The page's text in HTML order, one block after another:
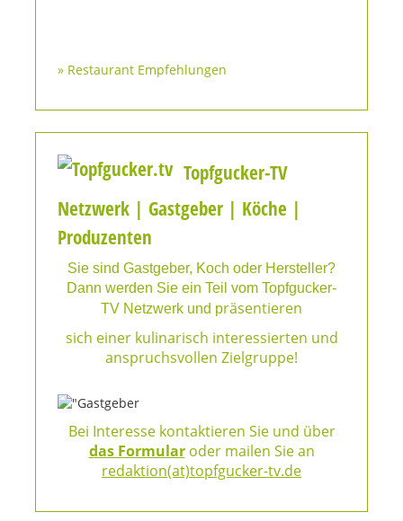
» Restaurant Empfehlungen
Topfgucker-TV
Netzwerk | Gastgeber | Köche |
Produzenten
Sie sind Gastgeber, Koch oder Hersteller?
Dann werden Sie ein Teil vom Topfgucker-
TV Netzwerk und präsentieren
sich einer kulinarisch interessierten und
anspruchsvollen Zielgruppe!
Bei Interesse kontaktieren Sie und über
das Formularoder mailen Sie an
redaktion(at)topfgucker-tv.de